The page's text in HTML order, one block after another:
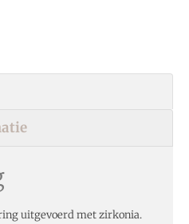
uitgevoerd met zirkonia.